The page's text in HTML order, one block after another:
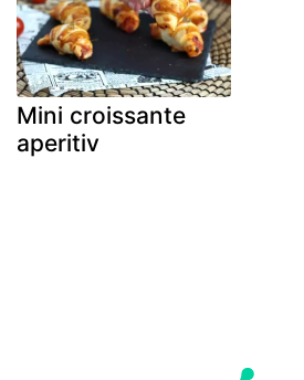
Mini croissante
aperitiv